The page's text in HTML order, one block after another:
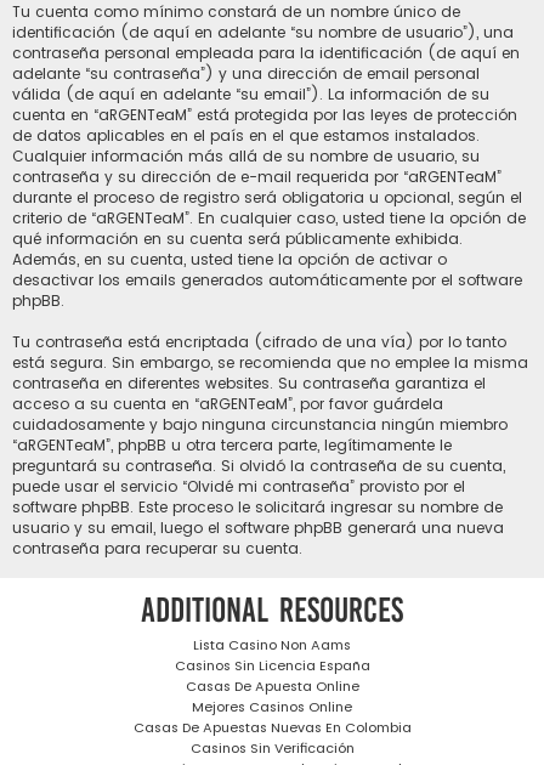
Tu cuenta como mínimo constará de un nombre único de
identificación (de aquí en adelante “su nombre de usuario”), una
contraseña personal empleada para la identificación (de aquí en
adelante “su contraseña”) y una dirección de email personal
válida (de aquí en adelante “su email”). La información de su
cuenta en “aRGENTeaM” está protegida por las leyes de protección
de datos aplicables en el país en el que estamos instalados.
Cualquier información más allá de su nombre de usuario, su
contraseña y su dirección de e-mail requerida por “aRGENTeaM”
durante el proceso de registro será obligatoria u opcional, según el
criterio de “aRGENTeaM”. En cualquier caso, usted tiene la opción de
qué información en su cuenta será públicamente exhibida.
Además, en su cuenta, usted tiene la opción de activar o
desactivar los emails generados automáticamente por el software
phpBB.
Tu contraseña está encriptada (cifrado de una vía) por lo tanto
está segura. Sin embargo, se recomienda que no emplee la misma
contraseña en diferentes websites. Su contraseña garantiza el
acceso a su cuenta en “aRGENTeaM”, por favor guárdela
cuidadosamente y bajo ninguna circunstancia ningún miembro
“aRGENTeaM”, phpBB u otra tercera parte, legítimamente le
preguntará su contraseña. Si olvidó la contraseña de su cuenta,
puede usar el servicio “Olvidé mi contraseña” provisto por el
software phpBB. Este proceso le solicitará ingresar su nombre de
usuario y su email, luego el software phpBB generará una nueva
contraseña para recuperar su cuenta.
Additional resources
Lista Casino Non Aams
Casinos Sin Licencia España
Casas De Apuesta Online
Mejores Casinos Online
Casas De Apuestas Nuevas En Colombia
Casinos Sin Verificación